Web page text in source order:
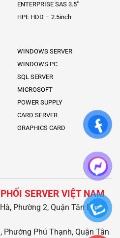
ENTERPRISE SAS 3.5″
HPE HDD – 2.5inch
WINDOWS SERVER
WINDOWS PC
SQL SERVER
MICROSOFT
POWER SUPPLY
CARD SERVER
GRAPHICS CARD
SERVER VIỆT NAM
Phường 2, Quận Tân Bình,
Phường Phú Thạnh, Quận Tân